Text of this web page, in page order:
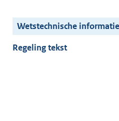
Wetstechnische informatie
Regeling tekst